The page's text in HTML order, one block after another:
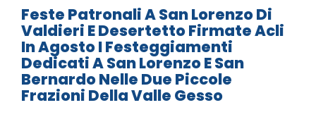
Feste Patronali A San Lorenzo Di
Valdieri E Desertetto Firmate Acli
In Agosto I Festeggiamenti
Dedicati A San Lorenzo E San
Bernardo Nelle Due Piccole
Frazioni Della Valle Gesso